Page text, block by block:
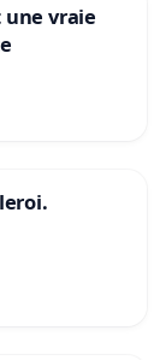
une vraie